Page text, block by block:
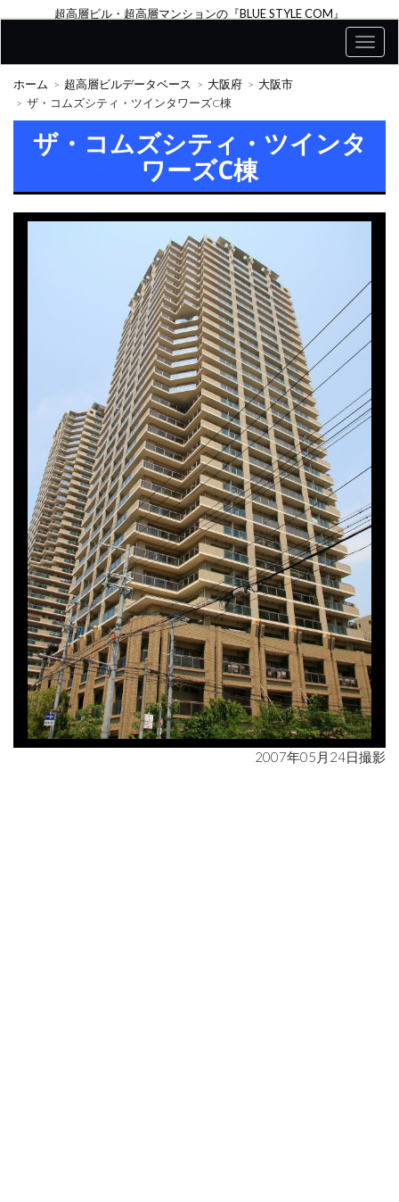
超高層ビル・超高層マンションの『BLUE STYLE COM』
ホーム 超高層ビルデータベース 大阪府
大阪市
ザ・コムズシティ・ツインタワーズC棟
ザ・コムズシティ・ツインタ
ワーズC棟
2007年05月24日撮影